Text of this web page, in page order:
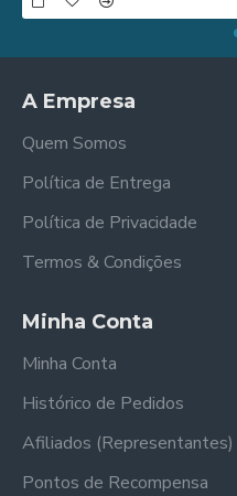
A Empresa
Quem Somos
Política de Entrega
Política de Privacidade
Termos & Condições
Minha Conta
Minha Conta
Histórico de Pedidos
Afiliados (Representantes)
Pontos de Recompensa